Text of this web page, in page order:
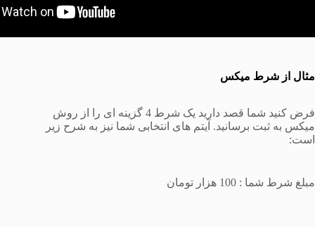
مثال از شرط میکس
فرض کنید شما قصد دارید یک شرط 4 گزینه ای را از روش
میکس به ثبت برسانید. آیتم های انتخابی شما نیز به شرح زیر
است:
مبلغ شرط شما : 100 هزار تومان